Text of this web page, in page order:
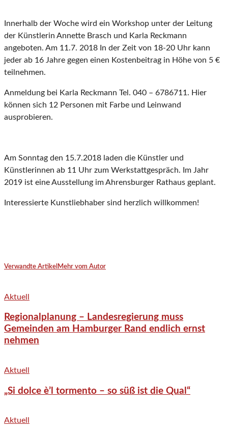
Innerhalb der Woche wird ein Workshop unter der Leitung
der Künstlerin Annette Brasch und Karla Reckmann
angeboten. Am 11.7. 2018 In der Zeit von 18-20 Uhr kann
jeder ab 16 Jahre gegen einen Kostenbeitrag in Höhe von 5 €
teilnehmen.
Anmeldung bei Karla Reckmann Tel. 040 – 6786711. Hier
können sich 12 Personen mit Farbe und Leinwand
ausprobieren.
Am Sonntag den 15.7.2018 laden die Künstler und
Künstlerinnen ab 11 Uhr zum Werkstattgespräch. Im Jahr
2019 ist eine Ausstellung im Ahrensburger Rathaus geplant.
Interessierte Kunstliebhaber sind herzlich willkommen!
Verwandte Artikel Mehr vom Autor
Aktuell
Regionalplanung – Landesregierung muss
Gemeinden am Hamburger Rand endlich ernst
nehmen
Aktuell
„Si dolce è’l tormento – so süß ist die Qual“
Aktuell